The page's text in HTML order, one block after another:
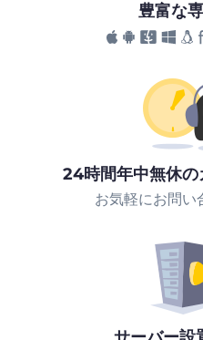
豊富な
24時間年中無休の
お気軽にお問い